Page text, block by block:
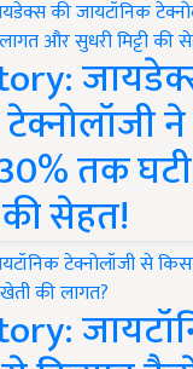
तक
की सेहत!